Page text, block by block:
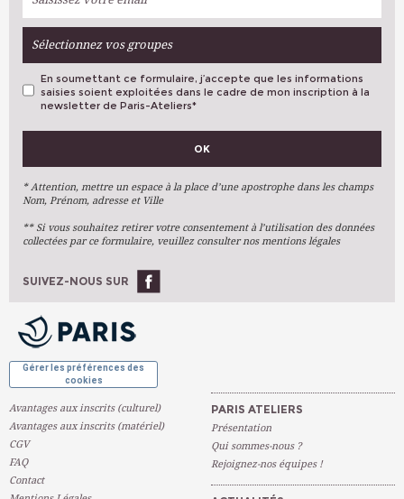
Sélectionnez vos groupes
VOS PRÉFÉRENCES
Arts Plastiques
Arts Du Texte
Arts Numériques
Ateliers À L'année
En soumettant ce formulaire, j’accepte que les informations
saisies soient exploitées dans le cadre de mon inscription à la
newsletter de Paris-Ateliers*
OK
* Attention, mettre un espace à la place d’une apostrophe dans les champs
Nom, Prénom, adresse et Ville
** Si vous souhaitez retirer votre consentement à l’utilisation des données
collectées par ce formulaire, veuillez consulter nos mentions légales
SUIVEZ-NOUS SUR
Gérer les préférences des
cookies
Avantages aux inscrits (culturel)
Avantages aux inscrits (matériel)
CGV
FAQ
Contact
PARIS ATELIERS
Présentation
Qui sommes-nous ?
Rejoignez-nos équipes !